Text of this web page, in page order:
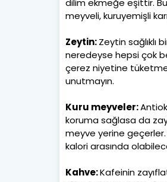
meyveli, kuruyemişli
Zeytin:Zeytin sağlıklı
neredeyse hepsi çok
çerez niyetine
unutmayın.
Kuru meyveler:
koruma sağlasa da
meyve yerine geçerler.
kalori arasında
Kahve:Kafeinin